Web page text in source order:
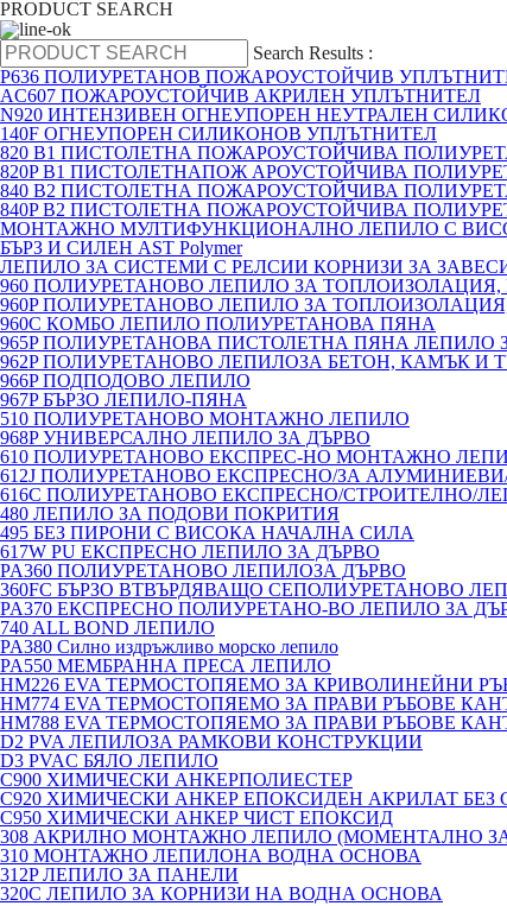
PRODUCT SEARCH
Search Results :
P636 ПОЛИУРЕТАНОВ ПОЖАРОУСТОЙЧИВ
AC607 ПОЖАРОУСТОЙЧИВ АКРИЛЕН УПЛЪТНИТЕЛ
N920 ИНТЕНЗИВЕН ОГНЕУПОРЕН НЕУТРАЛЕН
140F ОГНЕУПОРЕН СИЛИКОНОВ УПЛЪТНИТЕЛ
820 B1 ПИСТОЛЕТНА ПОЖАРОУСТОЙЧИВА
820P B1 ПИСТОЛЕТНАПОЖ АРОУСТОЙЧИВА
840 B2 ПИСТОЛЕТНА ПОЖАРОУСТОЙЧИВА
840P B2 ПИСТОЛЕТНА ПОЖАРОУСТОЙЧИВА
МОНТАЖНО МУЛТИФУНКЦИОНАЛНО ЛЕПИЛО С
БЪРЗ И СИЛЕН AST Polymer
ЛЕПИЛО ЗА СИСТЕМИ С РЕЛСИИ КОРНИЗИ ЗА
960 ПОЛИУРЕТАНОВО ЛЕПИЛО ЗА ТОПЛОИЗОЛАЦИЯ,
960P ПОЛИУРЕТАНОВО ЛЕПИЛО ЗА
960C КОМБО ЛЕПИЛО ПОЛИУРЕТАНОВА ПЯНА
965P ПОЛИУРЕТАНОВА ПИСТОЛЕТНА ПЯНА ЛЕПИЛО
962P ПОЛИУРЕТАНОВО ЛЕПИЛОЗА БЕТОН, КАМЪК И
966P ПОДПОДОВО ЛЕПИЛО
967P БЪРЗО ЛЕПИЛО-ПЯНА
510 ПОЛИУРЕТАНОВО МОНТАЖНО ЛЕПИЛО
968P УНИВЕРСАЛНО ЛЕПИЛО ЗА ДЪРВО
610 ПОЛИУРЕТАНОВО ЕКСПРЕС-НО МОНТАЖНО
612J ПОЛИУРЕТАНОВО ЕКСПРЕСНО/ЗА
616C ПОЛИУРЕТАНОВО ЕКСПРЕСНО/СТРОИТЕЛНО/
480 ЛЕПИЛО ЗА ПОДОВИ ПОКРИТИЯ
495 БЕЗ ПИРОНИ С ВИСОКА НАЧАЛНА СИЛА
617W PU ЕКСПРЕСНО ЛЕПИЛО ЗА ДЪРВО
PA360 ПОЛИУРЕТАНОВО ЛЕПИЛОЗА ДЪРВО
360FC БЪРЗО ВТВЪРДЯВАЩО СЕПОЛИУРЕТАНОВО
PA370 ЕКСПРЕСНО ПОЛИУРЕТАНО-ВО ЛЕПИЛО ЗА
740 ALL BOND ЛЕПИЛО
PA380 Силно издръжливо морско лепило
PA550 МЕМБРАННА ПРЕСА ЛЕПИЛО
HM226 EVA ТЕРМОСТОПЯЕМО ЗА КРИВОЛИНЕЙНИ
HM774 EVA ТЕРМОСТОПЯЕМО ЗА ПРАВИ РЪБОВЕ
HM788 EVA ТЕРМОСТОПЯЕМО ЗА ПРАВИ РЪБОВЕ
D2 PVA ЛЕПИЛОЗА РАМКОВИ КОНСТРУКЦИИ
D3 PVAC БЯЛО ЛЕПИЛО
C900 ХИМИЧЕСКИ АНКЕРПОЛИЕСТЕP
C920 ХИМИЧЕСКИ АНКЕР ЕПОКСИДЕН АКРИЛАТ БЕЗ
C950 ХИМИЧЕСКИ АНКЕР ЧИСТ ЕПОКСИД
308 АКРИЛНО МОНТАЖНО ЛЕПИЛО (МОМЕНТАЛНО
310 МОНТАЖНО ЛЕПИЛОНА ВОДНА ОСНОВА
312P ЛЕПИЛО ЗА ПАНЕЛИ
320C ЛЕПИЛО ЗА КОРНИЗИ НА ВОДНА ОСНОВА